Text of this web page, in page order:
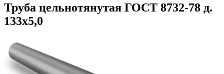
Труба цельнотянутая ГОСТ 8732-78 д.
133х5,0